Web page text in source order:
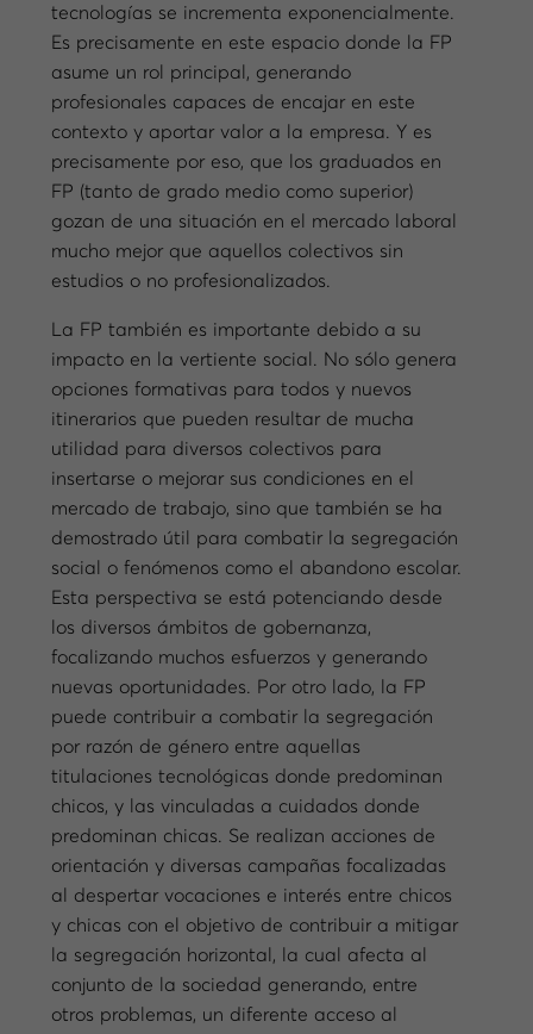
tecnologías se incrementa exponencialmente.
Es precisamente en este espacio donde la FP
asume un rol principal, generando
profesionales capaces de encajar en este
contexto y aportar valor a la empresa. Y es
precisamente por eso, que los graduados en
FP (tanto de grado medio como superior)
gozan de una situación en el mercado laboral
mucho mejor que aquellos colectivos sin
estudios o no profesionalizados.
La FP también es importante debido a su
impacto en la vertiente social. No sólo genera
opciones formativas para todos y nuevos
itinerarios que pueden resultar de mucha
utilidad para diversos colectivos para
insertarse o mejorar sus condiciones en el
mercado de trabajo, sino que también se ha
demostrado útil para combatir la segregación
social o fenómenos como el abandono escolar.
Esta perspectiva se está potenciando desde
los diversos ámbitos de gobernanza,
focalizando muchos esfuerzos y generando
nuevas oportunidades. Por otro lado, la FP
puede contribuir a combatir la segregación
por razón de género entre aquellas
titulaciones tecnológicas donde predominan
chicos, y las vinculadas a cuidados donde
predominan chicas. Se realizan acciones de
orientación y diversas campañas focalizadas
al despertar vocaciones e interés entre chicos
y chicas con el objetivo de contribuir a mitigar
la segregación horizontal, la cual afecta al
conjunto de la sociedad generando, entre
otros problemas, un diferente acceso al